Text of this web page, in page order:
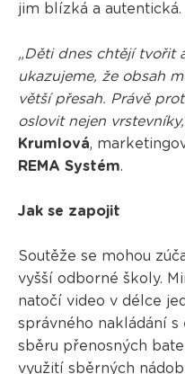
jim blízká a autentická.
„Děti dnes chtějí tvořit
ukazujeme, že obsah
větší přesah. Právě
oslovit nejen
Krumlová,
REMA Systém.
Jak se zapojit
Soutěže se mohou
vyšší odborné školy.
natočí video v délce
správného nakládání
sběru přenosných
využití sběrných nádob